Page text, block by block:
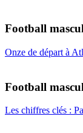
Football
Onze de départ à
Football
Les chiffres clés :